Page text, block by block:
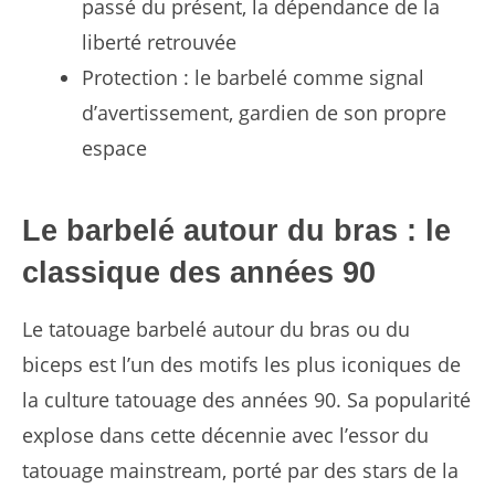
passé du présent, la dépendance de la
liberté retrouvée
Protection : le barbelé comme signal
d’avertissement, gardien de son propre
espace
Le barbelé autour du bras : le
classique des années 90
Le tatouage barbelé autour du bras ou du
biceps est l’un des motifs les plus iconiques de
la culture tatouage des années 90. Sa popularité
explose dans cette décennie avec l’essor du
tatouage mainstream, porté par des stars de la